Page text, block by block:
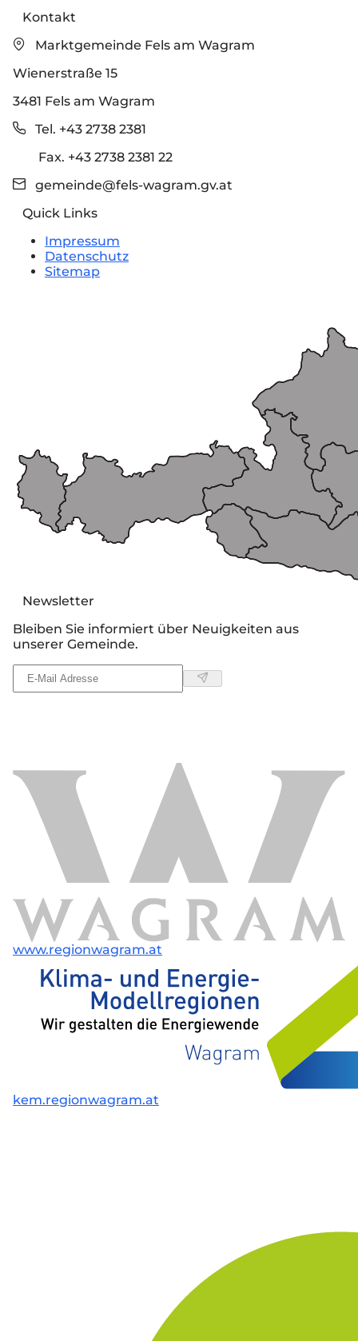
Kontakt
Marktgemeinde Fels am Wagram
Wienerstraße 15
3481 Fels am Wagram
Tel. +43 2738 2381
Fax. +43 2738 2381 22
gemeinde@fels-wagram.gv.at
Quick Links
Impressum
Datenschutz
Sitemap
Newsletter
Bleiben Sie informiert über Neuigkeiten aus
unserer Gemeinde.
www.regionwagram.at
kem.regionwagram.at